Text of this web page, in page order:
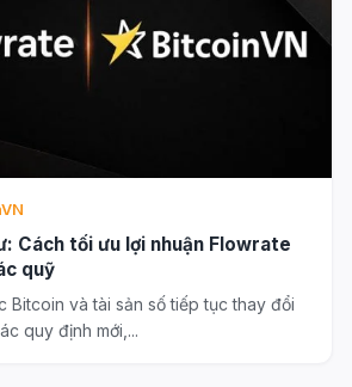
Cách tối ưu lợi nhuận Flowrate
quỹ
Bitcoin và tài sản số tiếp tục thay đổi
quy định mới,...